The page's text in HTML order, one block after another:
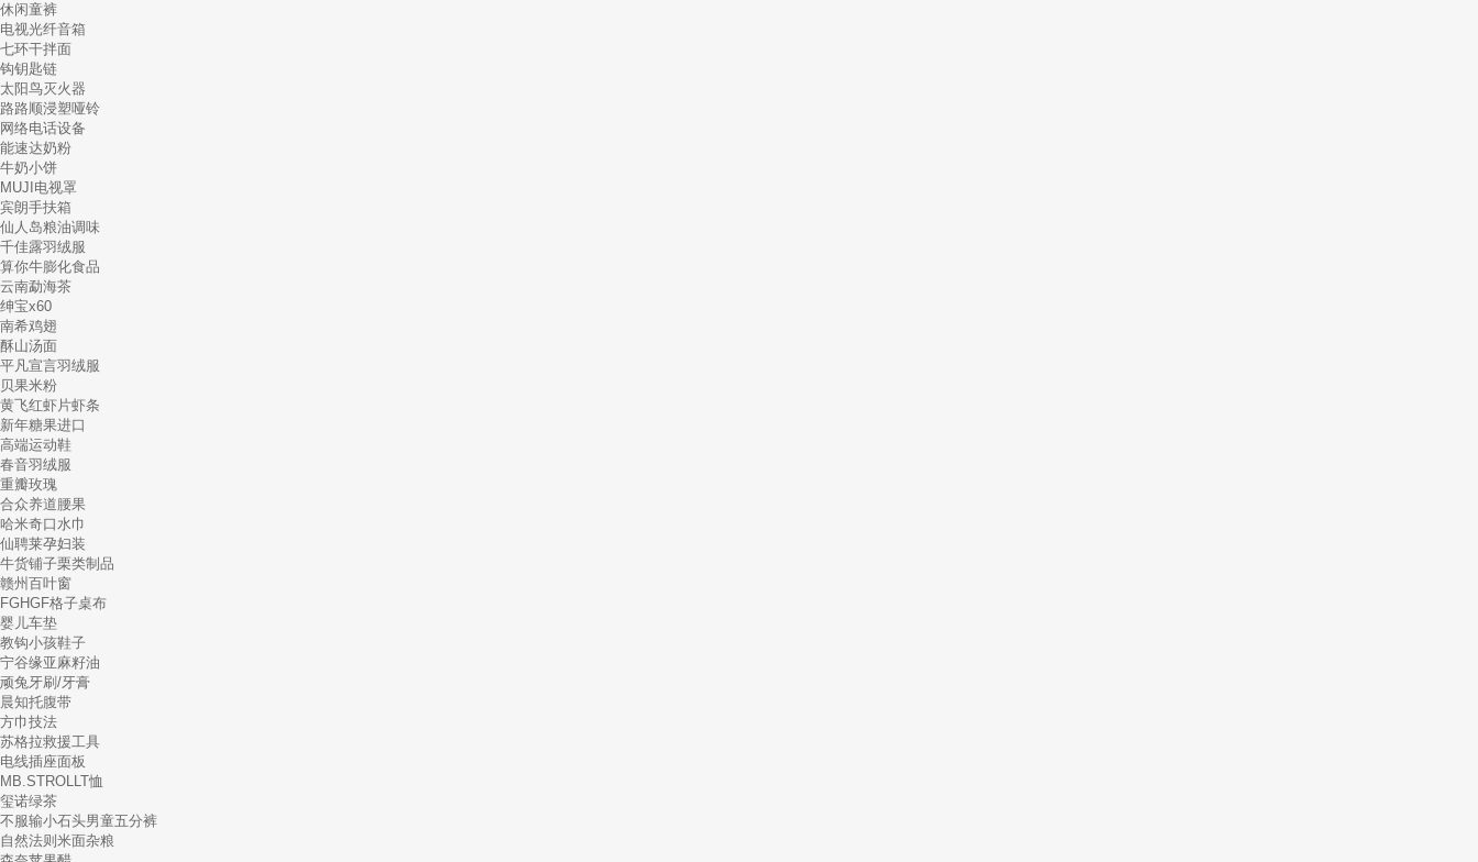
休闲童裤
电视光纤音箱
七环干拌面
钩钥匙链
太阳鸟灭火器
路路顺浸塑哑铃
网络电话设备
能速达奶粉
牛奶小饼
MUJI电视罩
宾朗手扶箱
仙人岛粮油调味
千佳露羽绒服
算你牛膨化食品
云南勐海茶
绅宝x60
南希鸡翅
酥山汤面
平凡宣言羽绒服
贝果米粉
黄飞红虾片虾条
新年糖果进口
高端运动鞋
春音羽绒服
重瓣玫瑰
合众养道腰果
哈米奇口水巾
仙聘莱孕妇装
牛货铺子栗类制品
赣州百叶窗
FGHGF格子桌布
婴儿车垫
教钩小孩鞋子
宁谷缘亚麻籽油
顽兔牙刷/牙膏
晨知托腹带
方巾技法
苏格拉救援工具
电线插座面板
MB.STROLLT恤
玺诺绿茶
不服输小石头男童五分裤
自然法则米面杂粮